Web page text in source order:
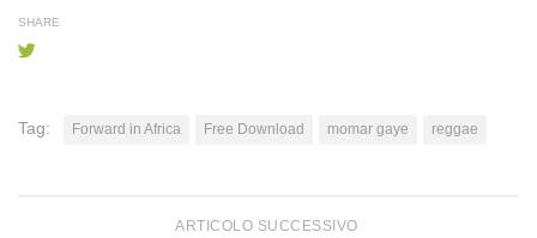
SHARE
Tag: Forward in Africa Free Download momar gaye reggae
ARTICOLO SUCCESSIVO